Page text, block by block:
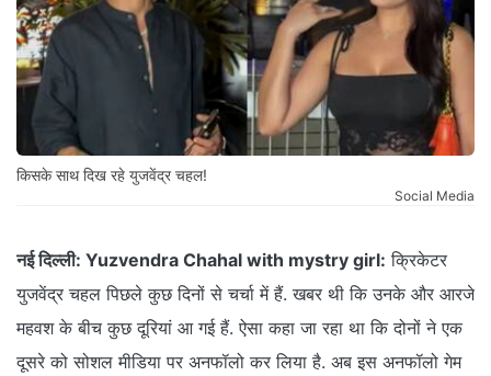
किसके साथ दिख रहे युजवेंद्र चहल!
Social Media
नई दिल्ली: Yuzvendra Chahal with mystry girl: क्रिकेटर
युजवेंद्र चहल पिछले कुछ दिनों से चर्चा में हैं. खबर थी कि उनके और आरजे
महवश के बीच कुछ दूरियां आ गई हैं. ऐसा कहा जा रहा था कि दोनों ने एक
दूसरे को सोशल मीडिया पर अनफॉलो कर लिया है. अब इस अनफॉलो गेम